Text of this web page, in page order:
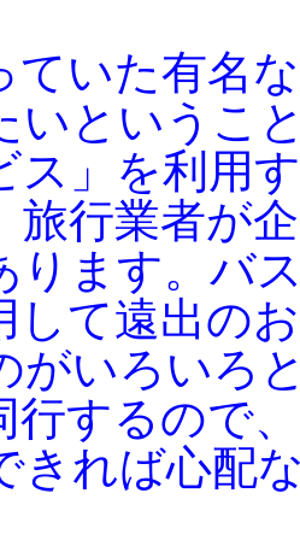
いた有名
いというこ
ス」を利用
旅行業者が
ります。バ
して遠出の
がいろいろ
行するので
きれば心配